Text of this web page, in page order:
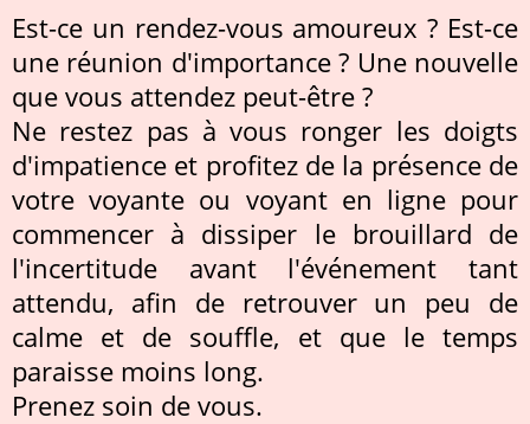
Est-ce un rendez-vous amoureux ? Est-ce
une réunion d'importance ? Une nouvelle
que vous attendez peut-être ?
Ne restez pas à vous ronger les doigts
d'impatience et profitez de la présence de
votre voyante ou voyant en ligne pour
commencer à dissiper le brouillard de
l'incertitude avant l'événement tant
attendu, afin de retrouver un peu de
calme et de souffle, et que le temps
paraisse moins long.
Prenez soin de vous.